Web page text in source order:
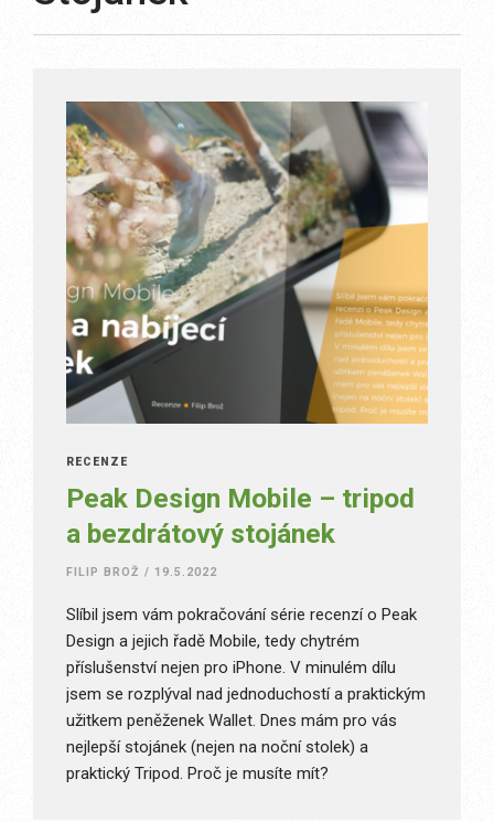
RECENZE
Peak Design Mobile – tripod
a bezdrátový stojánek
FILIP BROŽ / 19.5.2022
Slíbil jsem vám pokračování série recenzí o Peak
Design a jejich řadě Mobile, tedy chytrém
příslušenství nejen pro iPhone. V minulém dílu
jsem se rozplýval nad jednoduchostí a praktickým
užitkem peněženek Wallet. Dnes mám pro vás
nejlepší stojánek (nejen na noční stolek) a
praktický Tripod. Proč je musíte mít?